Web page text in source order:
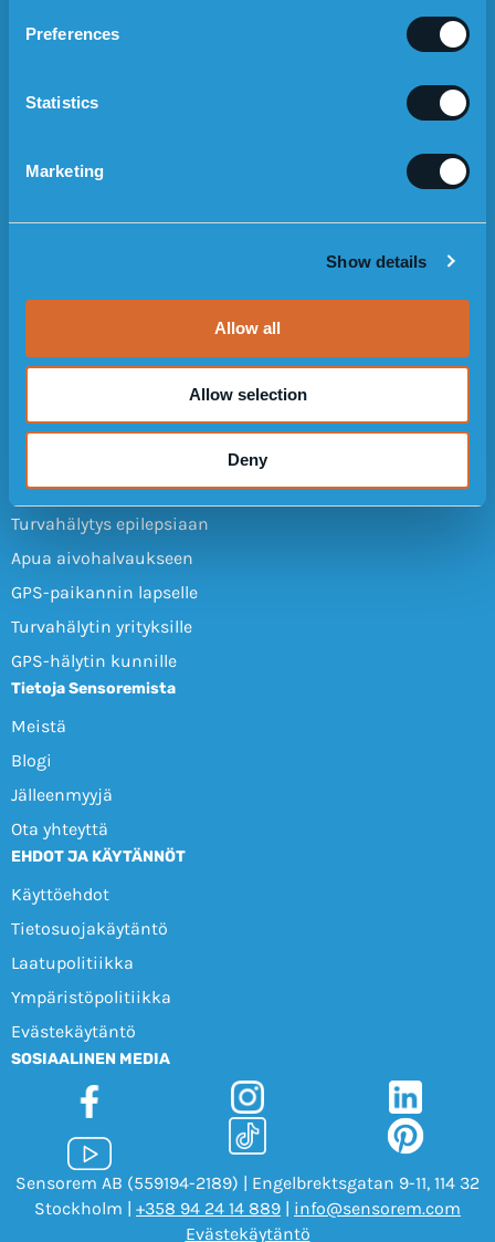
Preferences
Statistics
Marketing
Show details
Allow all
Allow selection
Deny
UUTISKIRJE
Mobile
Usein kysytyt kysymykset
Kutsu ystävä
Geofence (dementian tapauksessa)
Turvahälytys epilepsiaan
Apua aivohalvaukseen
GPS-paikannin lapselle
Turvahälytin yrityksille
GPS-hälytin kunnille
Tietoja Sensoremista
Meistä
Blogi
Jälleenmyyjä
Ota yhteyttä
EHDOT JA KÄYTÄNNÖT
Käyttöehdot
Tietosuojakäytäntö
Laatupolitiikka
Ympäristöpolitiikka
Evästekäytäntö
SOSIAALINEN MEDIA
Sensorem AB (559194-2189) | Engelbrektsgatan 9-11, 114 32
Stockholm | +358 94 24 14 889 | info@sensorem.com
Evästekäytäntö